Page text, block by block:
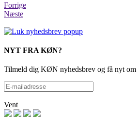
Forrige
Næste
NYT FRA KØN?
Tilmeld dig KØN nyhedsbrev og få nyt om
Vent